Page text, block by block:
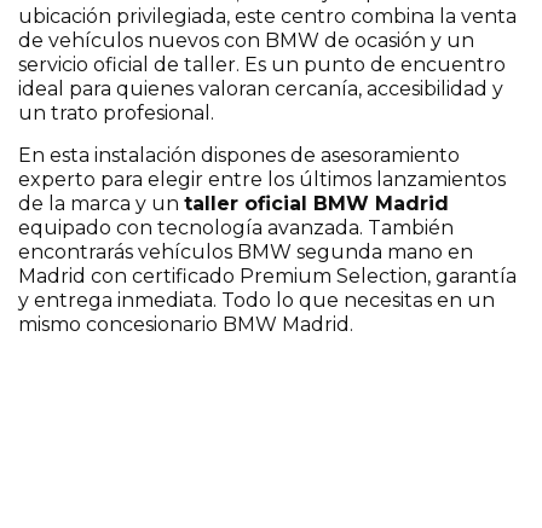
ubicación privilegiada, este centro combina la venta
de vehículos nuevos con BMW de ocasión y un
servicio oficial de taller. Es un punto de encuentro
ideal para quienes valoran cercanía, accesibilidad y
un trato profesional.
En esta instalación dispones de asesoramiento
experto para elegir entre los últimos lanzamientos
de la marca y un taller oficial BMW Madrid
equipado con tecnología avanzada. También
encontrarás vehículos BMW segunda mano en
Madrid con certificado Premium Selection, garantía
y entrega inmediata. Todo lo que necesitas en un
mismo concesionario BMW Madrid.